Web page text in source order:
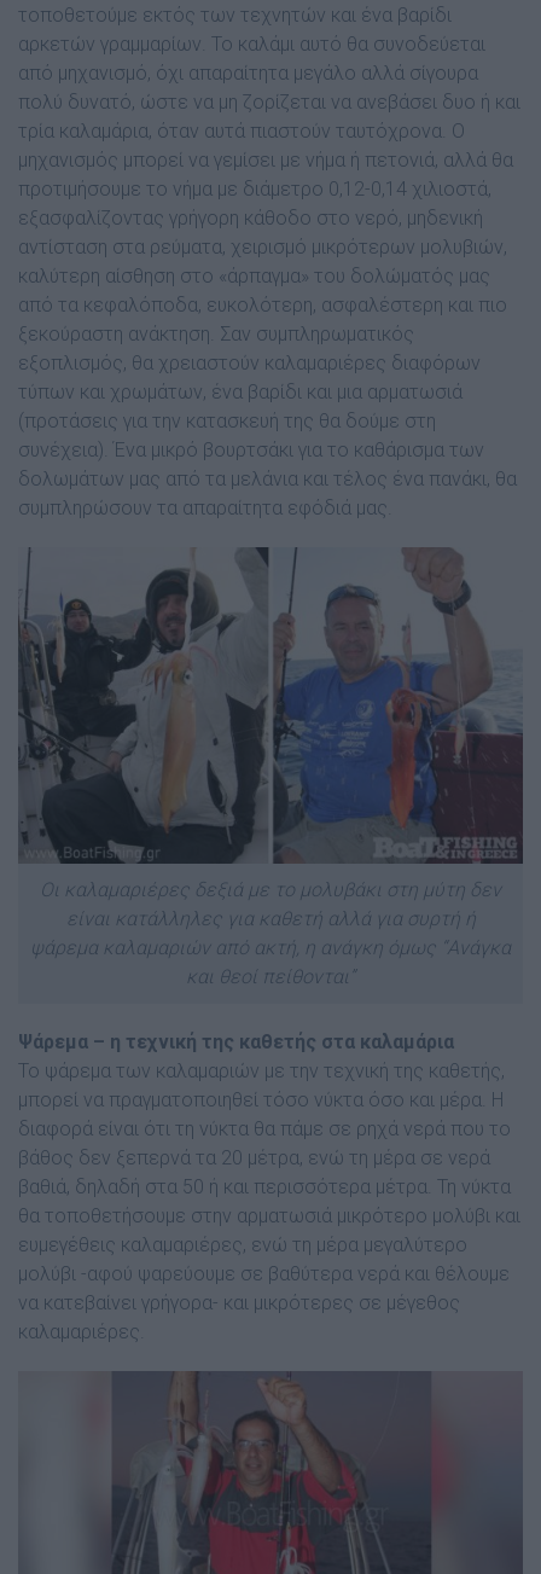
τοποθετούμε εκτός των τεχνητών και ένα βαρίδι
αρκετών γραμμαρίων. Το καλάμι αυτό θα συνοδεύεται
από μηχανισμό, όχι απαραίτητα μεγάλο αλλά σίγουρα
πολύ δυνατό, ώστε να μη ζορίζεται να ανεβάσει δυο ή και
τρία καλαμάρια, όταν αυτά πιαστούν ταυτόχρονα. Ο
μηχανισμός μπορεί να γεμίσει με νήμα ή πετονιά, αλλά θα
προτιμήσουμε το νήμα με διάμετρο 0,12-0,14 χιλιοστά,
εξασφαλίζοντας γρήγορη κάθοδο στο νερό, μηδενική
αντίσταση στα ρεύματα, χειρισμό μικρότερων μολυβιών,
καλύτερη αίσθηση στο «άρπαγμα» του δολώματός μας
από τα κεφαλόποδα, ευκολότερη, ασφαλέστερη και πιο
ξεκούραστη ανάκτηση. Σαν συμπληρωματικός
εξοπλισμός, θα χρειαστούν καλαμαριέρες διαφόρων
τύπων και χρωμάτων, ένα βαρίδι και μια αρματωσιά
(προτάσεις για την κατασκευή της θα δούμε στη
συνέχεια). Ένα μικρό βουρτσάκι για το καθάρισμα των
δολωμάτων μας από τα μελάνια και τέλος ένα πανάκι, θα
συμπληρώσουν τα απαραίτητα εφόδιά μας.
Οι καλαμαριέρες δεξιά με το μολυβάκι στη μύτη δεν
είναι κατάλληλες για καθετή αλλά για συρτή ή
ψάρεμα καλαμαριών από ακτή, η ανάγκη όμως “Ανάγκα
και θεοί πείθονται”
Ψάρεμα – η τεχνική της καθετής στα καλαμάρια
Το ψάρεμα των καλαμαριών με την τεχνική της καθετής,
μπορεί να πραγματοποιηθεί τόσο νύκτα όσο και μέρα. Η
διαφορά είναι ότι τη νύκτα θα πάμε σε ρηχά νερά που το
βάθος δεν ξεπερνά τα 20 μέτρα, ενώ τη μέρα σε νερά
βαθιά, δηλαδή στα 50 ή και περισσότερα μέτρα. Τη νύκτα
θα τοποθετήσουμε στην αρματωσιά μικρότερο μολύβι και
ευμεγέθεις καλαμαριέρες, ενώ τη μέρα μεγαλύτερο
μολύβι -αφού ψαρεύουμε σε βαθύτερα νερά και θέλουμε
να κατεβαίνει γρήγορα- και μικρότερες σε μέγεθος
καλαμαριέρες.